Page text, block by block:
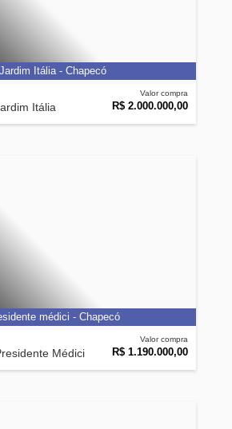
Itália
Valor compra
R$ 2.000.000,00
Jardim Itália - Chapecó
Médici
Valor compra
R$ 1.190.000,00
médici - Chapecó